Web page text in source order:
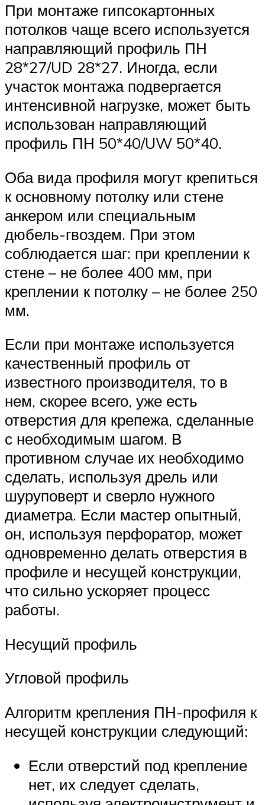
При монтаже гипсокартонных
потолков чаще всего используется
направляющий профиль ПН
28*27/UD 28*27. Иногда, если
участок монтажа подвергается
интенсивной нагрузке, может быть
использован направляющий
профиль ПН 50*40/UW 50*40.
Оба вида профиля могут крепиться
к основному потолку или стене
анкером или специальным
дюбель-гвоздем. При этом
соблюдается шаг: при креплении к
стене – не более 400 мм, при
креплении к потолку – не более 250
мм.
Если при монтаже используется
качественный профиль от
известного производителя, то в
нем, скорее всего, уже есть
отверстия для крепежа, сделанные
с необходимым шагом. В
противном случае их необходимо
сделать, используя дрель или
шуруповерт и сверло нужного
диаметра. Если мастер опытный,
он, используя перфоратор, может
одновременно делать отверстия в
профиле и несущей конструкции,
что сильно ускоряет процесс
работы.
Несущий профиль
Угловой профиль
Алгоритм крепления ПН-профиля к
несущей конструкции следующий:
Если отверстий под крепление
нет, их следует сделать,